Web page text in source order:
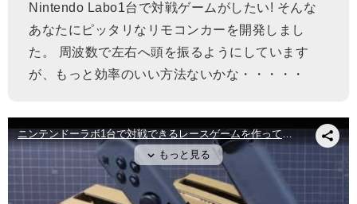
Nintendo Labo1台で対戦ゲームがしたい! そんな
あなたにピッタリなリモコンカーを開発しまし
た。 周波数で左右へ頭を振るようにしています
が、もっと効率のいい方法ないかな・・・・・